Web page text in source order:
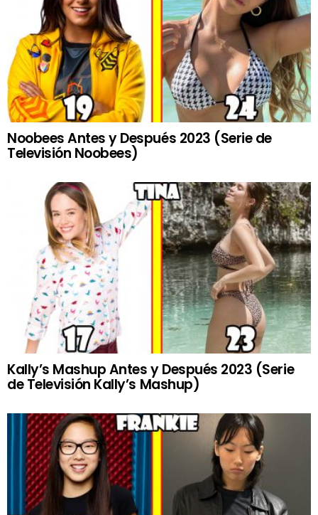
Noobees Antes y Después 2023 (Serie de
Televisión Noobees)
Kally’s Mashup Antes y Después 2023 (Serie
de Televisión Kally’s Mashup)